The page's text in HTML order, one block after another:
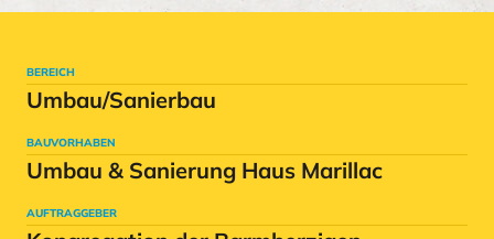
BEREICH
Umbau/Sanierbau
BAUVORHABEN
Umbau & Sanierung Haus Marillac
AUFTRAGGEBER